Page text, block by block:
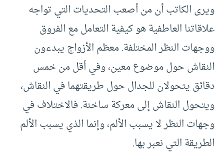
ويرى الكاتب أن من أصعب التحديات التي تواجه
علاقاتنا العاطفية هو كيفية التعامل مع الفروق
ووجهات النظر المختلفة. معظم الأزواج يبدءون
النقاش حول موضوع معين، وفي أقل من خمس
دقائق يتحولان للجدال حول طريقتهما في النقاش،
ويتحول النقاش إلى معركة ساخنة. فالاختلاف في
وجهات النظر لا يسبب الألم، وإنما الذي يسبب الألم
الطريقة التي نعبر بها.